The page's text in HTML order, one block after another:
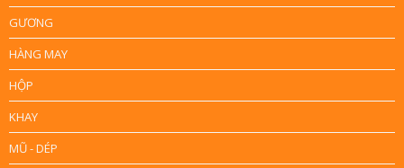
GƯƠNG
HÀNG MAY
HỘP
KHAY
MŨ - DÉP